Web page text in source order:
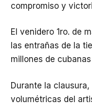
compromiso y
El venidero 1ro. de
las entrañas de la
millones de
Durante la
volumétricas del